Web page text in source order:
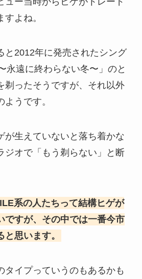
よね。
と2012年に発売されたシング
永遠に終わらない冬〜」のと
剃ったそうですが、それ以外
うです。
が生えていないと落ち着かな
ジオで「もう剃らない」と断
系の人たちって結構ヒゲが
ですが、その中では一番今市
思います。
タイプっていうのもあるかも